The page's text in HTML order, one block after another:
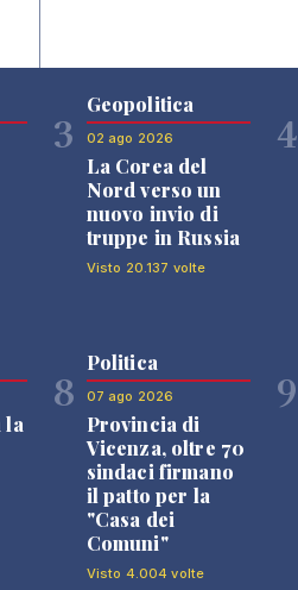
3
Geopolitica
02 ago 2026
La Corea del
Nord verso un
nuovo invio di
truppe in Russia
Visto 20.137 volte
4
la
8
Politica
07 ago 2026
Provincia di
Vicenza, oltre 70
sindaci firmano
il patto per la
"Casa dei
Comuni"
Visto 4.004 volte
9